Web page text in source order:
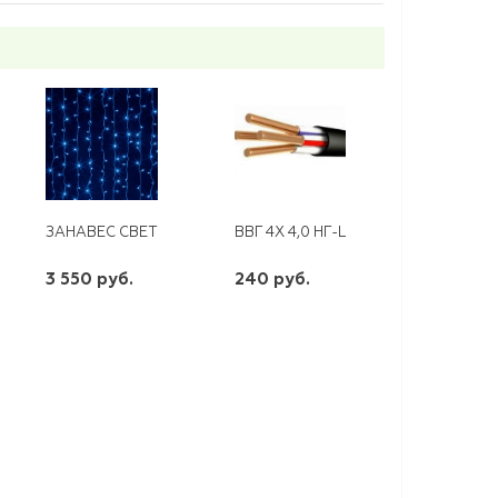
GAUSS СВЕТИЛЬНИК С ВЫКЛЮЧАТЕЛЕМ
ЗАНАВЕС СВЕТОДИОДНЫЙ 3Х2М 240 LED,СИНИЙ , IP67
3 550 руб.
ВВГ 4Х 4,0 НГ-LS
240 руб.